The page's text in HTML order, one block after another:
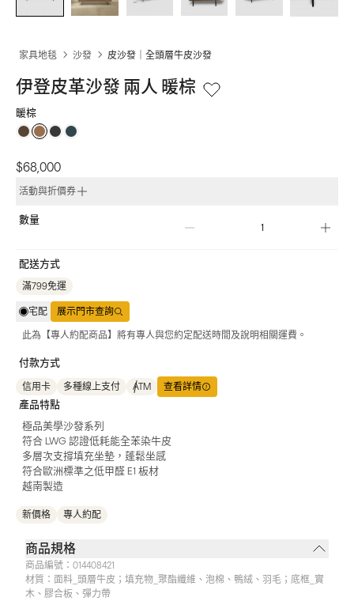
家具地毯 沙發 皮沙發｜全頭層牛皮沙發
伊登皮革沙發 兩人 暖棕
暖棕
$68,000
活動與折價券
數量
配送方式
滿799免運
宅配 展示門市查詢
此為【專人約配商品】將有專人與您約定配送時間及說明相關運費。
付款方式
信用卡 多種線上支付 ATM 查看詳情
產品特點
極品美學沙發系列
符合 LWG 認證低耗能全苯染牛皮
多層次支撐填充坐墊，蓬鬆坐感
符合歐洲標準之低甲醛 E1 板材
越南製造
新價格 專人約配
商品規格
商品編號： 014408421
材質： 面料_頭層牛皮；填充物_聚酯纖維、泡棉、鴨絨、羽毛；底框_實
木、膠合板、彈力帶